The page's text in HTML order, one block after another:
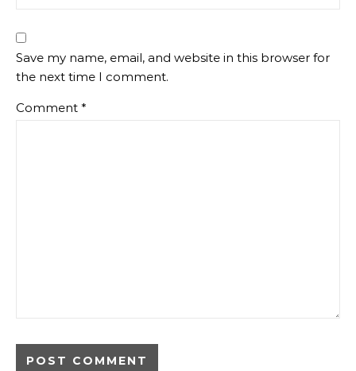
Save my name, email, and website in this browser for
the next time I comment.
Comment *